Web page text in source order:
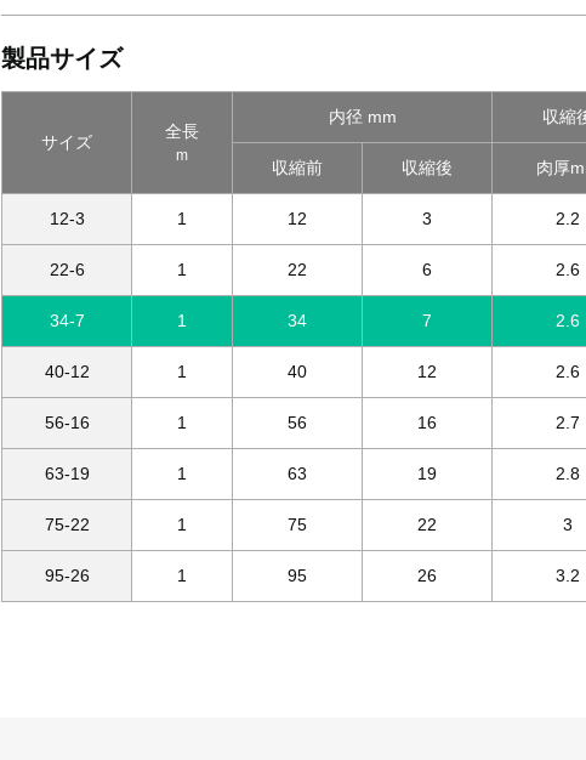
製品サイズ
サイズ
全長
m
内径 mm 収縮
収縮前 収縮後 肉厚
12-3 1 12 3 2.2
22-6 1 22 6 2.6
34-7 1 34 7 2.6
40-12 1 40 12 2.6
56-16 1 56 16 2.7
63-19 1 63 19 2.8
75-22 1 75 22 3
95-26 1 95 26 3.2